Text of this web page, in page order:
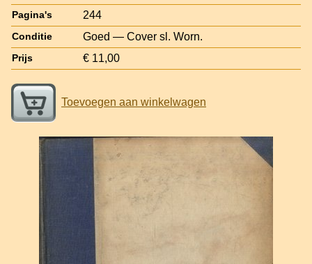
Pagina's 244
Conditie Goed — Cover sl. Worn.
Prijs € 11,00
Toevoegen aan winkelwagen